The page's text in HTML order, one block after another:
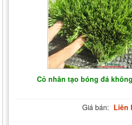
Cỏ nhân tạo bóng đá
Giá bán: Liên